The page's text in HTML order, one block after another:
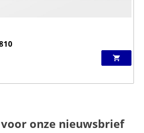
onze nieuwsbrief